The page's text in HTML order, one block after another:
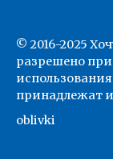
© 2016-2025
разрешено
принадлежат
oblivki